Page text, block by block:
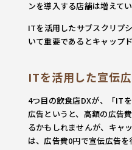
ンを導入する店舗は増えてい
ITを活用したサブスクリプ
いて重要であるとキャップ
ITを活用した宣伝
4つ目の飲食店DXが、「IT
広告というと、高額の広告
るかもしれませんが、キャ
は、広告費0円で宣伝広告を